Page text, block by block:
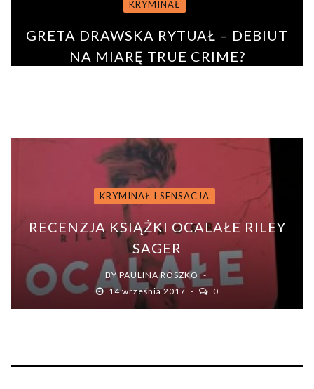
KRYMINAŁ
GRETA DRAWSKA RYTUAŁ – DEBIUT
NA MIARĘ TRUE CRIME?
KRYMINAŁ I SENSACJA
RECENZJA KSIĄŻKI OCALAŁE RILEY
SAGER
BYPAULINA ROSZKO
14 września 2017
0